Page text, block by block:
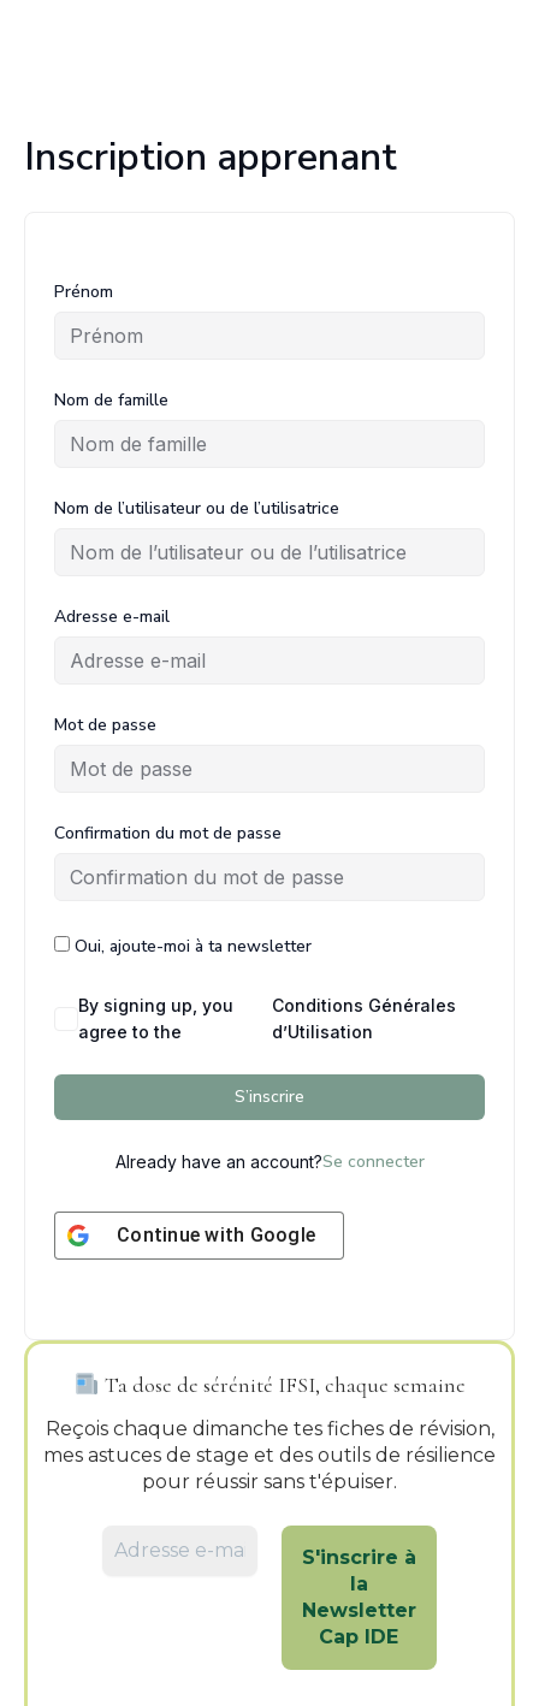
Inscription apprenant
Prénom
Nom de famille
Nom de l’utilisateur ou de l’utilisatrice
Adresse e-mail
Mot de passe
Confirmation du mot de passe
Oui, ajoute-moi à ta newsletter
By signing up, you
agree to the
Conditions Générales
d’Utilisation
S’inscrire
Already have an account?Se connecter
Continue with Google
Ta dose de sérénité IFSI, chaque semaine
Reçois chaque dimanche tes fiches de révision,
mes astuces de stage et des outils de résilience
pour réussir sans t'épuiser.